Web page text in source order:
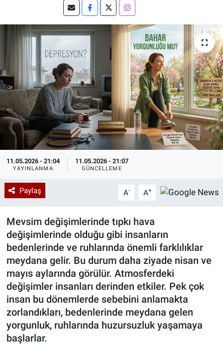
11.05.2026 - 21:04
YAYINLANMA
11.05.2026 - 21:07
GÜNCELLEME
Paylaş A- A+
Mevsim değişimlerinde tıpkı hava
değişimlerinde olduğu gibi insanların
bedenlerinde ve ruhlarında önemli farklılıklar
meydana gelir. Bu durum daha ziyade nisan ve
mayıs aylarında görülür. Atmosferdeki
değişimler insanları derinden etkiler. Pek çok
insan bu dönemlerde sebebini anlamakta
zorlandıkları, bedenlerinde meydana gelen
yorgunluk, ruhlarında huzursuzluk yaşamaya
başlarlar.
Özel Haberler
Özel Haberler
Kadın
Erişim Bilgileri
Sağlık
Teknoloji
Ramazan
Haber Arşivi